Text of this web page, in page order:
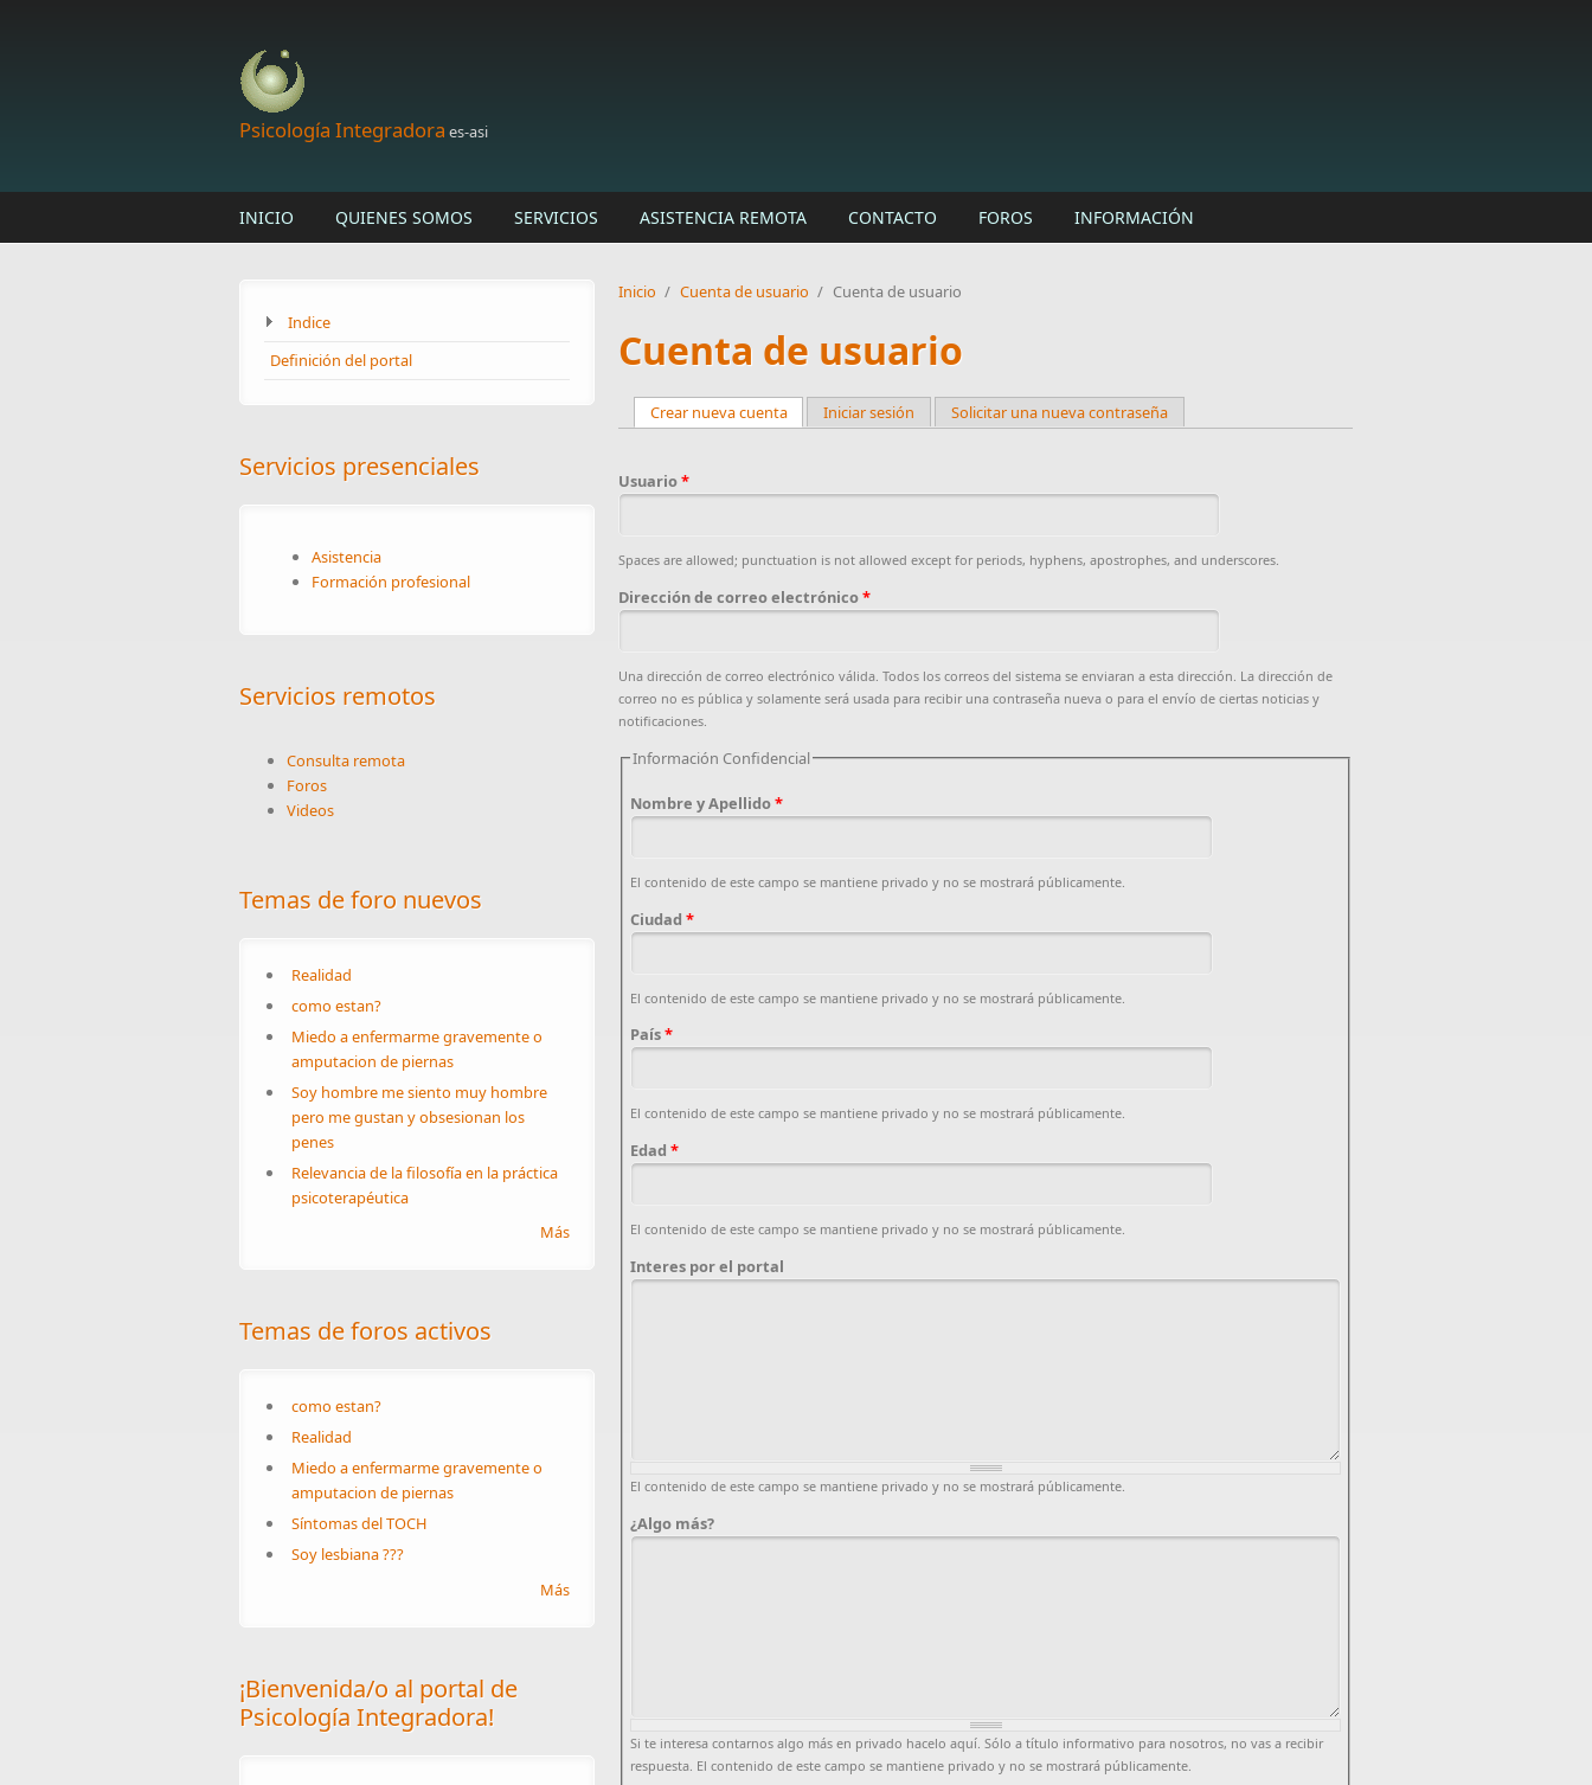
Psicología Integradora es-asi
INICIO QUIENES SOMOS SERVICIOS ASISTENCIA REMOTA CONTACTO FOROS INFORMACIÓN
Indice
Definición del portal
Servicios presenciales
Asistencia
Formación profesional
Servicios remotos
Consulta remota
Foros
Videos
Temas de foro nuevos
Realidad
como estan?
Miedo a enfermarme gravemente o
amputacion de piernas
Soy hombre me siento muy hombre
pero me gustan y obsesionan los
penes
Relevancia de la filosofía en la práctica
psicoterapéutica
Más
Temas de foros activos
como estan?
Realidad
Miedo a enfermarme gravemente o
amputacion de piernas
Síntomas del TOCH
Soy lesbiana ???
Más
¡Bienvenida/o al portal de
Psicología Integradora!
Inicio / Cuenta de usuario / Cuenta de usuario
Cuenta de usuario
Crear nueva cuenta(active tab)
Iniciar sesión Solicitar una nueva contraseña
Usuario*
Spaces are allowed; punctuation is not allowed except for periods, hyphens, apostrophes, and underscores.
Dirección de correo electrónico*
Una dirección de correo electrónico válida. Todos los correos del sistema se enviaran a esta dirección. La dirección de
correo no es pública y solamente será usada para recibir una contraseña nueva o para el envío de ciertas noticias y
notificaciones.
Información Confidencial
Nombre y Apellido*
El contenido de este campo se mantiene privado y no se mostrará públicamente.
Ciudad*
El contenido de este campo se mantiene privado y no se mostrará públicamente.
País*
El contenido de este campo se mantiene privado y no se mostrará públicamente.
Edad*
El contenido de este campo se mantiene privado y no se mostrará públicamente.
Interes por el portal
El contenido de este campo se mantiene privado y no se mostrará públicamente.
¿Algo más?
Si te interesa contarnos algo más en privado hacelo aquí. Sólo a título informativo para nosotros, no vas a recibir
respuesta. El contenido de este campo se mantiene privado y no se mostrará públicamente.